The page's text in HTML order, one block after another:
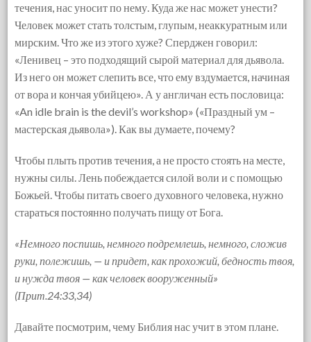
течения, нас уносит по нему. Куда же нас может унести?
Человек может стать толстым, глупым, неаккуратным или
мирским. Что же из этого хуже? Сперджен говорил:
«Ленивец – это подходящий сырой материал для дьявола.
Из него он может слепить все, что ему вздумается, начиная
от вора и кончая убийцею». А у англичан есть пословица:
«An idle brain is the devil’s workshop» («Праздный ум –
мастерская дьявола»). Как вы думаете, почему?
Чтобы плыть против течения, а не просто стоять на месте,
нужны силы. Лень побеждается силой воли и с помощью
Божьей. Чтобы питать своего духовного человека, нужно
стараться постоянно получать пищу от Бога.
«Немного поспишь, немного подремлешь, немного, сложив
руки, полежишь, — и придет, как прохожий, бедность твоя,
и нужда твоя — как человек вооруженный»
(Прит.24:33,34)
Давайте посмотрим, чему Библия нас учит в этом плане.